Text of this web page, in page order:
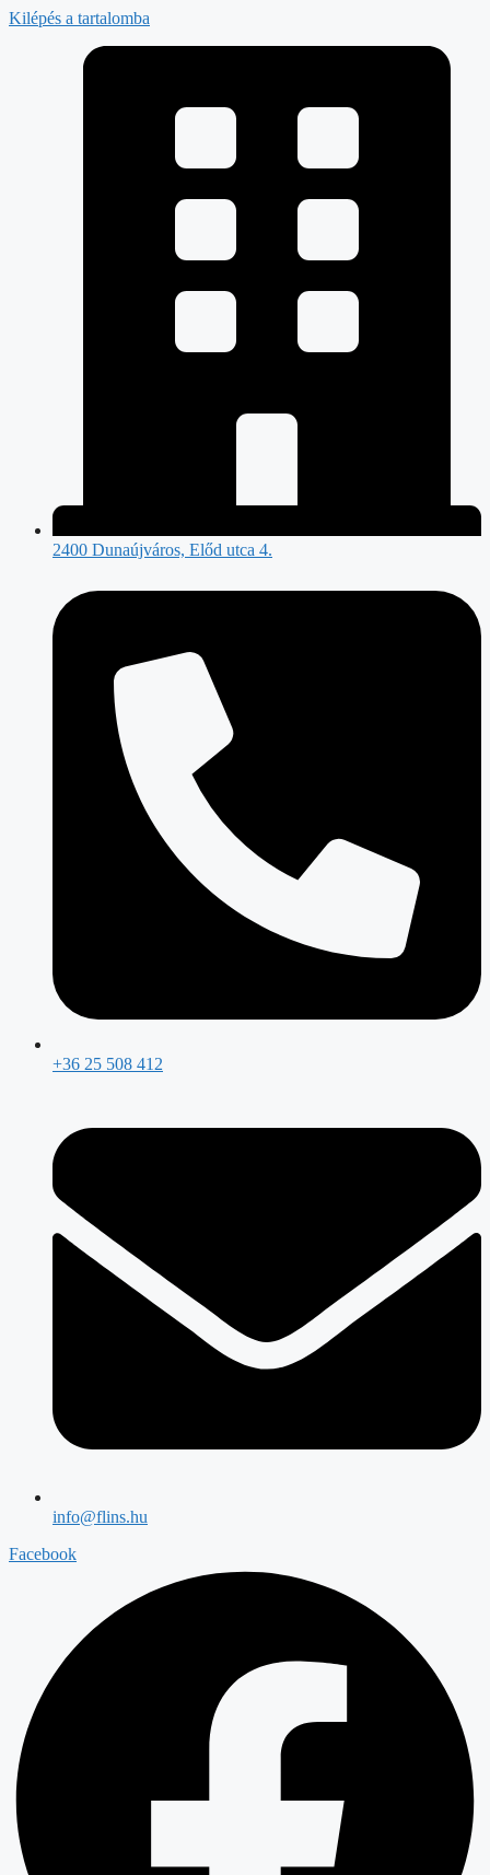
Kilépés a tartalomba
2400 Dunaújváros, Előd utca 4.
+36 25 508 412
info@flins.hu
Facebook